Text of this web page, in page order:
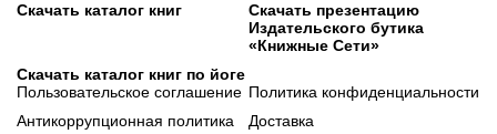
Скачать каталог книг
Скачать презентацию
Издательского бутика
«Книжные Сети»
Скачать каталог книг по йоге
Пользовательское соглашение Политика конфиденциальности
Антикоррупционная политика
Доставка